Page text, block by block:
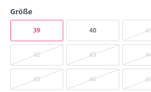
Größe
39 40
42 43
45 46